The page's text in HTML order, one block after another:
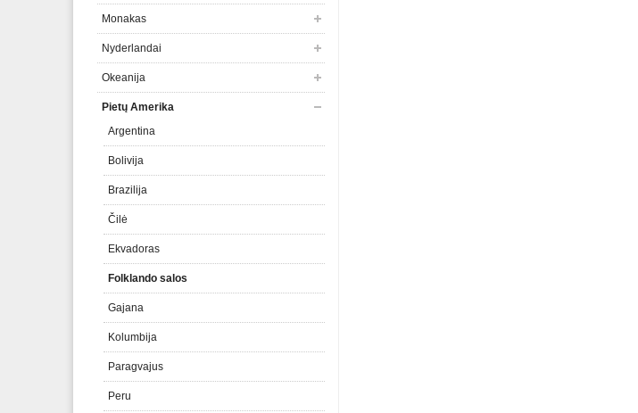
Monakas
Nyderlandai
Okeanija
Pietų Amerika
Argentina
Bolivija
Brazilija
Čilė
Ekvadoras
Folklando salos
Gajana
Kolumbija
Paragvajus
Peru